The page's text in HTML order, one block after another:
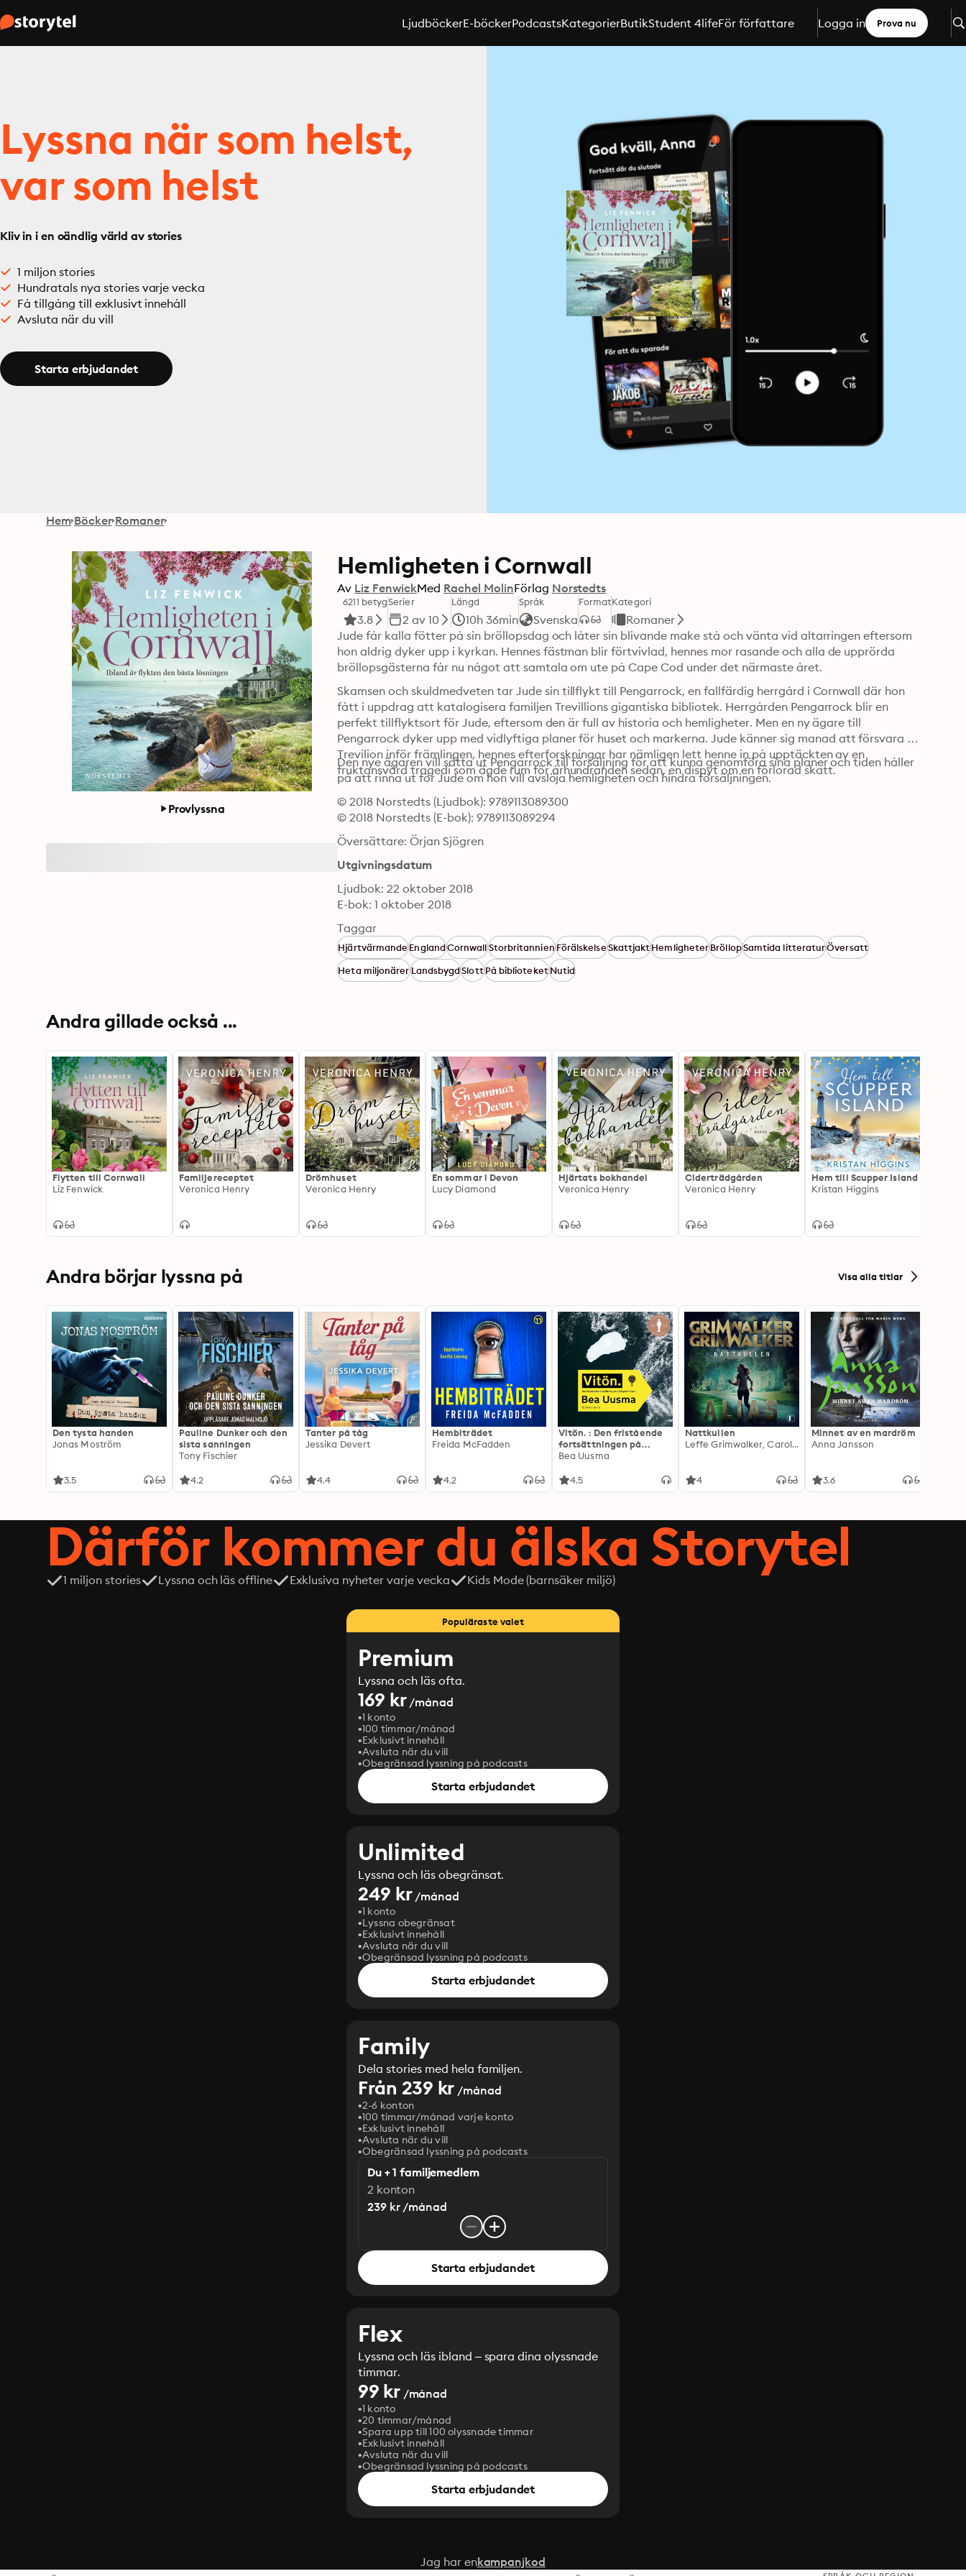
LjudböckerE-böckerPodcastsKategorierButikStudent 4lifeFör författare Logga in Prova nu
Lyssna när som helst,
var som helst
Kliv in i en oändlig värld av stories
1 miljon stories
Hundratals nya stories varje vecka
Få tillgång till exklusivt innehåll
Avsluta när du vill
Starta erbjudandet
Hem Böcker Romaner
Provlyssna
Hemligheten i Cornwall
Av Liz FenwickMed Rachel MolinFörlag Norstedts
6211 betyg
3.8
Serier
2 av 10
Längd
10h 36min
Språk
Svenska
FormatKategori
Romaner
Jude får kalla fötter på sin bröllopsdag och låter sin blivande make stå och vänta vid altarringen eftersom
hon aldrig dyker upp i kyrkan. Hennes fästman blir förtvivlad, hennes mor rasande och alla de upprörda
bröllopsgästerna får nu något att samtala om ute på Cape Cod under det närmaste året.
Skamsen och skuldmedveten tar Jude sin tillflykt till Pengarrock, en fallfärdig herrgård i Cornwall där hon
fått i uppdrag att katalogisera familjen Trevillions gigantiska bibliotek. Herrgården Pengarrock blir en
perfekt tillflyktsort för Jude, eftersom den är full av historia och hemligheter. Men en ny ägare till
Pengarrock dyker upp med vidlyftiga planer för huset och markerna. Jude känner sig manad att försvara
Trevilion inför främlingen, hennes efterforskningar har nämligen lett henne in på upptäckten av en
fruktansvärd tragedi som ägde rum för århundranden sedan, en dispyt om en förlorad skatt.
Den nye ägaren vill sätta ut Pengarrock till försäljning för att kunna genomföra sina planer och tiden håller
på att rinna ut för Jude om hon vill avslöja hemligheten och hindra försäljningen.
© 2018 Norstedts (Ljudbok): 9789113089300
© 2018 Norstedts (E-bok): 9789113089294
Översättare: Örjan Sjögren
Utgivningsdatum
Ljudbok: 22 oktober 2018
E-bok: 1 oktober 2018
Taggar
HjärtvärmandeEnglandCornwallStorbritannienFörälskelseSkattjaktHemligheterBröllopSamtida litteraturÖversatt
Heta miljonärerLandsbygdSlottPå biblioteketNutid
Andra gillade också ...
Flytten till Cornwall
Liz Fenwick
Familjereceptet
Veronica Henry
Drömhuset
Veronica Henry
En sommar i Devon
Lucy Diamond
Hjärtats bokhandel
Veronica Henry
Ciderträdgården
Veronica Henry
Hem till Scupper Island
Kristan Higgins
Andra börjar lyssna på Visa alla titlar
Den tysta handen
Jonas Moström
3.5
Pauline Dunker och den
sista sanningen
Tony Fischier
4.2
Tanter på tåg
Jessika Devert
4.4
Hembiträdet
Freida McFadden
4.2
Vitön. : Den fristående
fortsättningen på
Expeditionen
Bea Uusma
4.5
Nattkullen
Leffe Grimwalker, Caroline Grimwalker
4
Minnet av en mardröm
Anna Jansson
3.6
Därför kommer du älska Storytel
1 miljon stories Lyssna och läs offline Exklusiva nyheter varje vecka Kids Mode (barnsäker miljö)
Populäraste valet
Premium
Lyssna och läs ofta.
169 kr/månad
1 konto
100 timmar/månad
Exklusivt innehåll
Avsluta när du vill
Obegränsad lyssning på podcasts
Starta erbjudandet
Unlimited
Lyssna och läs obegränsat.
249 kr/månad
1 konto
Lyssna obegränsat
Exklusivt innehåll
Avsluta när du vill
Obegränsad lyssning på podcasts
Starta erbjudandet
Family
Dela stories med hela familjen.
Från 239 kr /månad
2-6 konton
100 timmar/månad varje konto
Exklusivt innehåll
Avsluta när du vill
Obegränsad lyssning på podcasts
Du + 1 familjemedlem
2 konton
239 kr /månad
Starta erbjudandet
Flex
Lyssna och läs ibland – spara dina olyssnade
timmar.
99 kr/månad
1 konto
20 timmar/månad
Spara upp till 100 olyssnade timmar
Exklusivt innehåll
Avsluta när du vill
Obegränsad lyssning på podcasts
Starta erbjudandet
Jag har enkampanjkod